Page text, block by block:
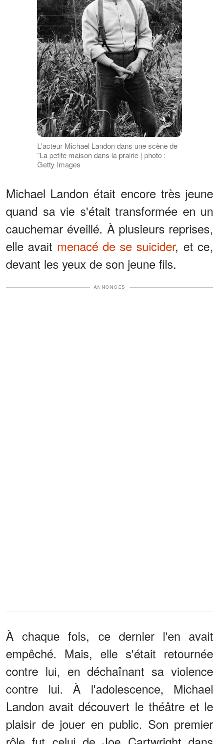
L'acteur Michael Landon dans une scène de
"La petite maison dans la prairie | photo :
Getty Images
Michael Landon était encore très jeune
quand sa vie s'était transformée en un
cauchemar éveillé. À plusieurs reprises,
elle avait menacé de se suicider, et ce,
devant les yeux de son jeune fils.
ANNONCES
À chaque fois, ce dernier l'en avait
empêché. Mais, elle s'était retournée
contre lui, en déchaînant sa violence
contre lui. À l'adolescence, Michael
Landon avait découvert le théâtre et le
plaisir de jouer en public. Son premier